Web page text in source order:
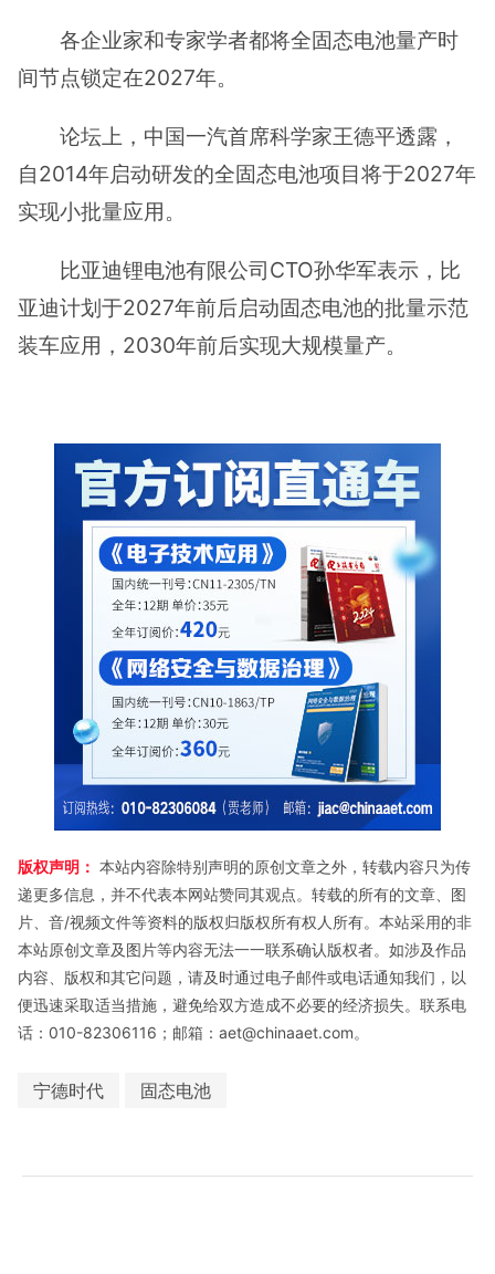
各企业家和专家学者都将全固态电池量产时
间节点锁定在2027年。
论坛上，中国一汽首席科学家王德平透露，
自2014年启动研发的全固态电池项目将于2027年
实现小批量应用。
比亚迪锂电池有限公司CTO孙华军表示，比
亚迪计划于2027年前后启动固态电池的批量示范
装车应用，2030年前后实现大规模量产。
版权声明： 本站内容除特别声明的原创文章之外，转载内容只为传
递更多信息，并不代表本网站赞同其观点。转载的所有的文章、图
片、音/视频文件等资料的版权归版权所有权人所有。本站采用的非
本站原创文章及图片等内容无法一一联系确认版权者。如涉及作品
内容、版权和其它问题，请及时通过电子邮件或电话通知我们，以
便迅速采取适当措施，避免给双方造成不必要的经济损失。联系电
话：010-82306116；邮箱：aet@chinaaet.com。
宁德时代 固态电池